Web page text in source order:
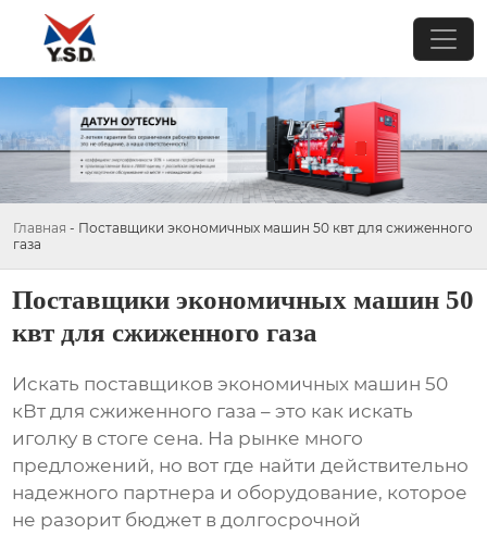
Главная - Поставщики экономичных машин 50 квт для сжиженного
газа
Поставщики экономичных машин 50
квт для сжиженного газа
Искать поставщиков экономичных машин 50
кВт для сжиженного газа – это как искать
иголку в стоге сена. На рынке много
предложений, но вот где найти действительно
надежного партнера и оборудование, которое
не разорит бюджет в долгосрочной